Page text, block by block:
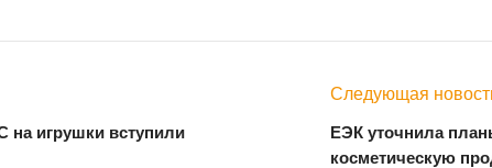
на игрушки вступили
Следующая
ЕЭК уточнила
косметическую